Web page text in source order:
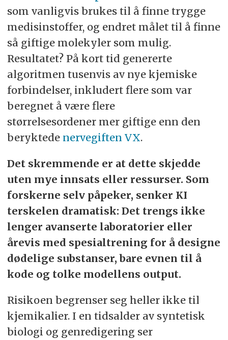
som vanligvis brukes til å finne trygge
medisinstoffer, og endret målet til å finne
så giftige molekyler som mulig.
Resultatet? På kort tid genererte
algoritmen tusenvis av nye kjemiske
forbindelser, inkludert flere som var
beregnet å være flere
størrelsesordener mer giftige enn den
beryktede nervegiften VX.
Det skremmende er at dette skjedde
uten mye innsats eller ressurser. Som
forskerne selv påpeker, senker KI
terskelen dramatisk: Det trengs ikke
lenger avanserte laboratorier eller
årevis med spesialtrening for å designe
dødelige substanser, bare evnen til å
kode og tolke modellens output.
Risikoen begrenser seg heller ikke til
kjemikalier. I en tidsalder av syntetisk
biologi og genredigering ser